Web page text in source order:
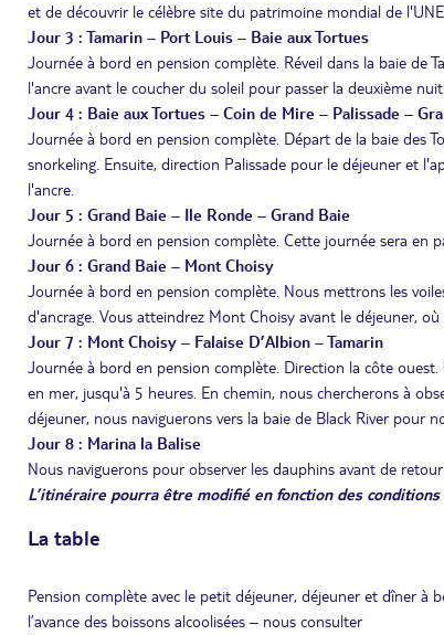
et de découvrir le célèbre site du patrimoine mondial de
Jour 3 : Tamarin – Port Louis – Baie aux Tortues
Journée à bord en pension complète. Réveil dans la baie de
l'ancre avant le coucher du soleil pour passer la deuxième nuit
Jour 4 : Baie aux Tortues – Coin de Mire – Palissade –
Journée à bord en pension complète. Départ de la baie des
snorkeling. Ensuite, direction Palissade pour le déjeuner et
l'ancre.
Jour 5 : Grand Baie – Ile Ronde – Grand Baie
Journée à bord en pension complète. Cette journée sera en
Jour 6 : Grand Baie – Mont Choisy
Journée à bord en pension complète. Nous mettrons les
d'ancrage. Vous atteindrez Mont Choisy avant le déjeuner,
Jour 7 : Mont Choisy – Falaise D’Albion – Tamarin
Journée à bord en pension complète. Direction la côte
en mer, jusqu'à 5 heures. En chemin, nous chercherons à
déjeuner, nous naviguerons vers la baie de Black River pour
Jour 8 : Marina la Balise
Nous naviguerons pour observer les dauphins avant de
L’itinéraire pourra être modifié en fonction des
La table
Pension complète avec le petit déjeuner, déjeuner et dîner à
l’avance des boissons alcoolisées – nous consulter